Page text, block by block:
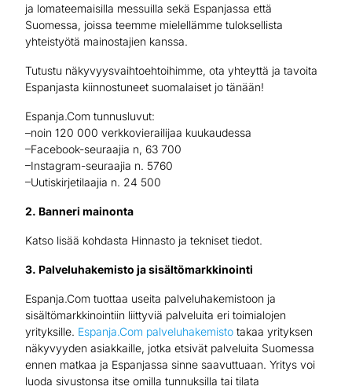
ja lomateemaisilla messuilla sekä Espanjassa että
Suomessa, joissa teemme mielellämme tuloksellista
yhteistyötä mainostajien kanssa.
Tutustu näkyvyysvaihtoehtoihimme, ota yhteyttä ja tavoita
Espanjasta kiinnostuneet suomalaiset jo tänään!
Espanja.Com tunnusluvut:
–noin 120 000 verkkovierailijaa kuukaudessa
–Facebook-seuraajia n, 63 700
–Instagram-seuraajia n. 5760
–Uutiskirjetilaajia n. 24 500
2. Banneri mainonta
Katso lisää kohdasta Hinnasto ja tekniset tiedot.
3. Palveluhakemisto ja sisältömarkkinointi
Espanja.Com tuottaa useita palveluhakemistoon ja
sisältömarkkinointiin liittyviä palveluita eri toimialojen
yrityksille. Espanja.Com palveluhakemisto takaa yrityksen
näkyvyyden asiakkaille, jotka etsivät palveluita Suomessa
ennen matkaa ja Espanjassa sinne saavuttuaan. Yritys voi
luoda sivustonsa itse omilla tunnuksilla tai tilata